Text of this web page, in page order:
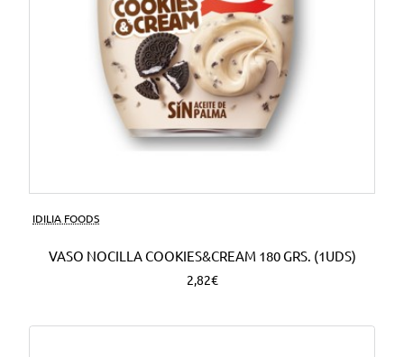
IDILIA FOODS
VASO NOCILLA COOKIES&CREAM 180 GRS. (1UDS)
2,82€